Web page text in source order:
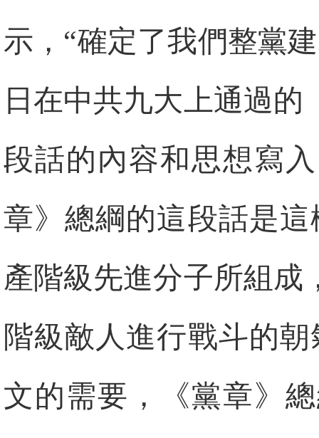
示，“確定了我們整黨
日在中共九大上通過
段話的內容和思想寫
章》總綱的這段話是
產階級先進分子所組成
階級敵人進行戰斗的
文的需要，《黨章》